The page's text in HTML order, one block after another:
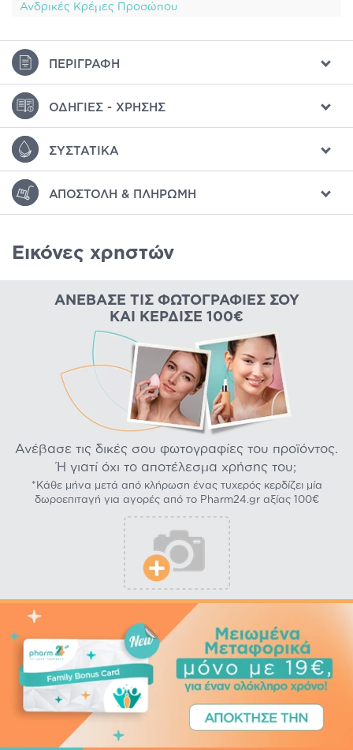
Ανδρικές Κρέμες Προσώπου
ΠΕΡΙΓΡΑΦΉ
ΟΔΗΓΊΕΣ - ΧΡΉΣΗΣ
ΣΥΣΤΑΤΙΚΆ
ΑΠΟΣΤΟΛΉ & ΠΛΗΡΩΜΉ
Εικόνες χρηστών
ΑΝΈΒΑΣΕ ΤΙΣ ΦΩΤΟΓΡΑΦΊΕΣ ΣΟΥ
ΚΑΙ ΚΈΡΔΙΣΕ 100€
Ανέβασε τις δικές σου φωτογραφίες του προϊόντος.
Ή γιατί όχι το αποτέλεσμα χρήσης του;
*Κάθε μήνα μετά από κλήρωση ένας τυχερός κερδίζει μία
δωροεπιταγή για αγορές από το Pharm24.gr αξίας 100€